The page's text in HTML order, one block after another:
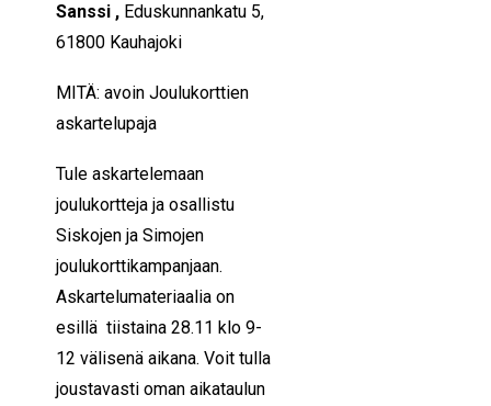
Sanssi , Eduskunnankatu 5,
61800 Kauhajoki
MITÄ: avoin Joulukorttien
askartelupaja
Tule askartelemaan
joulukortteja ja osallistu
Siskojen ja Simojen
joulukorttikampanjaan.
Askartelumateriaalia on
esillä tiistaina 28.11 klo 9-
12 välisenä aikana. Voit tulla
joustavasti oman aikataulun